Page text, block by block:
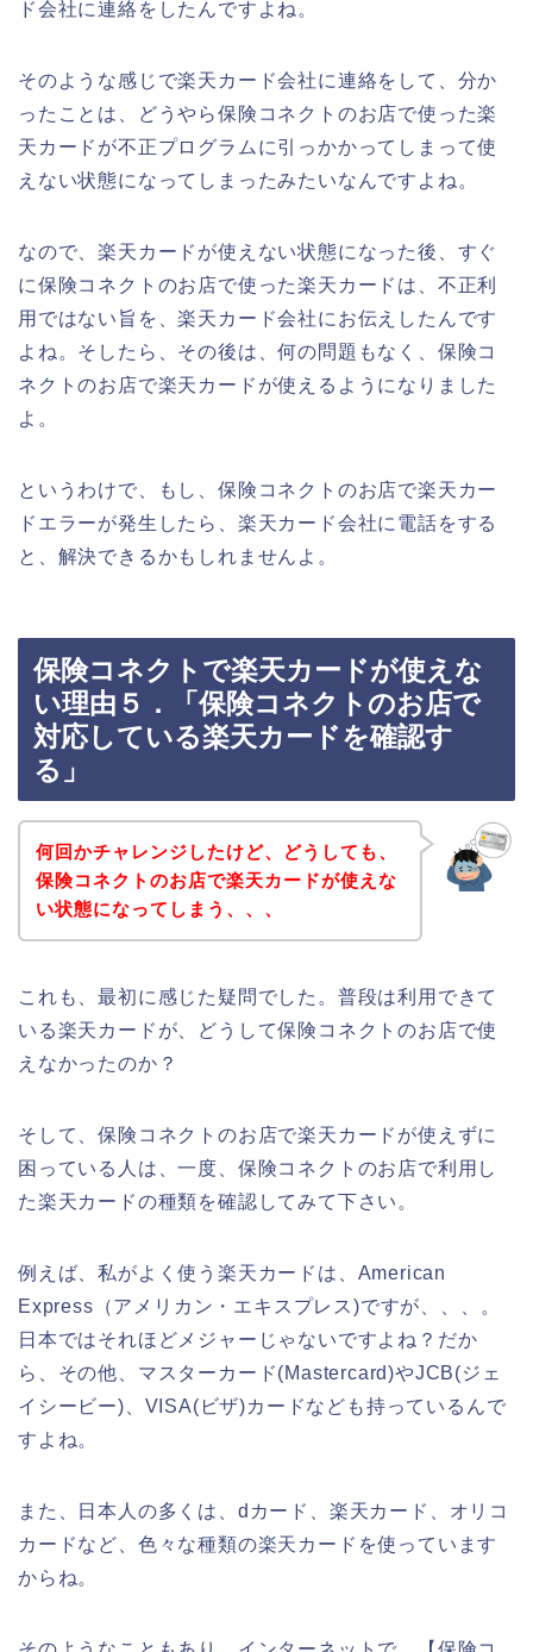
ド会社に連絡をしたんですよね。
そのような感じで楽天カード会社に連絡をして、分か
ったことは、どうやら保険コネクトのお店で使った楽
天カードが不正プログラムに引っかかってしまって使
えない状態になってしまったみたいなんですよね。
なので、楽天カードが使えない状態になった後、すぐ
に保険コネクトのお店で使った楽天カードは、不正利
用ではない旨を、楽天カード会社にお伝えしたんです
よね。そしたら、その後は、何の問題もなく、保険コ
ネクトのお店で楽天カードが使えるようになりました
よ。
というわけで、もし、保険コネクトのお店で楽天カー
ドエラーが発生したら、楽天カード会社に電話をする
と、解決できるかもしれませんよ。
保険コネクトで楽天カードが使えな
い理由５．「保険コネクトのお店で
対応している楽天カードを確認す
る」
何回かチャレンジしたけど、どうしても、
保険コネクトのお店で楽天カードが使えな
い状態になってしまう、、、
これも、最初に感じた疑問でした。普段は利用できて
いる楽天カードが、どうして保険コネクトのお店で使
えなかったのか？
そして、保険コネクトのお店で楽天カードが使えずに
困っている人は、一度、保険コネクトのお店で利用し
た楽天カードの種類を確認してみて下さい。
例えば、私がよく使う楽天カードは、American
Express（アメリカン・エキスプレス)ですが、、、。
日本ではそれほどメジャーじゃないですよね？だか
ら、その他、マスターカード(Mastercard)やJCB(ジェ
イシービー)、VISA(ビザ)カードなども持っているんで
すよね。
また、日本人の多くは、dカード、楽天カード、オリコ
カードなど、色々な種類の楽天カードを使っています
からね。